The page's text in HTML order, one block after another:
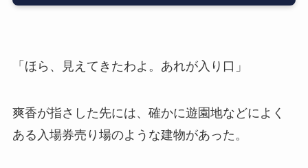
「ほら、見えてきたわよ。あれが入り口」
爽香が指さした先には、確かに遊園地などによく
ある入場券売り場のような建物があった。